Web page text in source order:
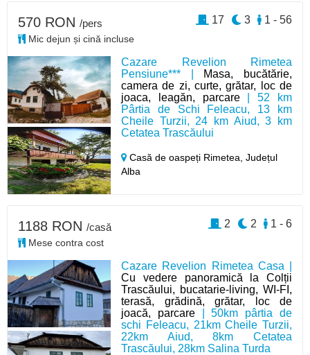
Cazare Revelion Rimetea
Pensiune*** | Masa, bucătărie,
camera de zi, curte, grătar, loc de
joaca, leagăn, parcare| 52 km
Pârtia de Schi Feleacu, 13 km
Cheile Turzii, 24 km Aiud, 3 km
Cetatea Trascăului
Casă de oaspeți Rimetea,Județul
Alba
570 RON /pers
Mic dejun și cină incluse
1 - 56
3
17
Cazare Revelion Rimetea Casa |
Cu vedere panoramică la Colții
Trascăului, bucatarie-living, WI-FI,
terasă, grădină, grătar, loc de
joacă, parcare| 50km pârtia de
schi Feleacu, 21km Cheile Turzii,
22km Aiud, 8km Cetatea
Trascăului, 28km Salina Turda
1188 RON /casă
Mese contra cost
1 - 6
2
2